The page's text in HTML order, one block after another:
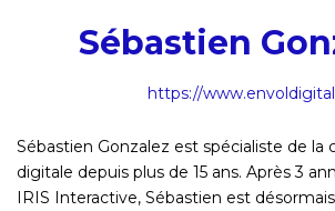
Sébastien
https://
Sébastien Gonzalez est spécialiste de la
digitale depuis plus de 15 ans. Après 3
IRIS Interactive, Sébastien est